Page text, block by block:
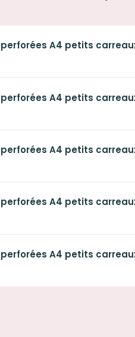
perforées A4 petits
perforées A4 petits
perforées A4 petits
perforées A4 petits
perforées A4 petits